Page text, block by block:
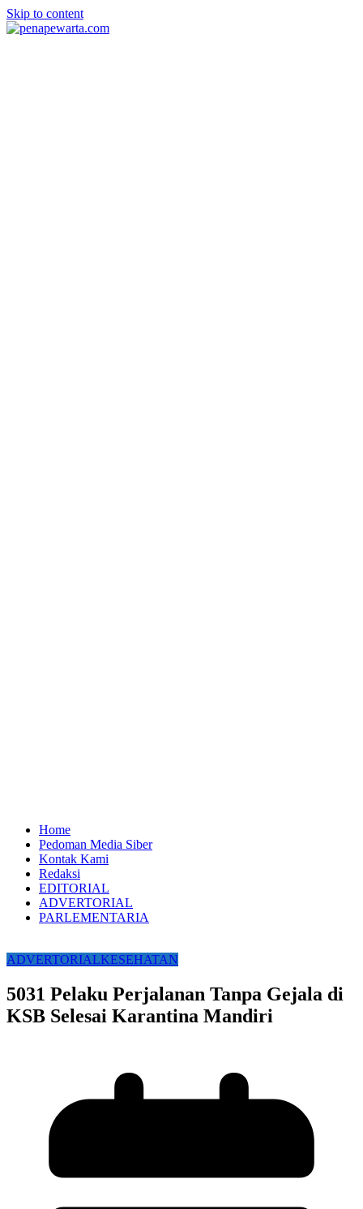
Skip to content
Home
Pedoman Media Siber
Kontak Kami
Redaksi
EDITORIAL
ADVERTORIAL
PARLEMENTARIA
ADVERTORIALKESEHATAN
5031 Pelaku Perjalanan Tanpa Gejala di
KSB Selesai Karantina Mandiri